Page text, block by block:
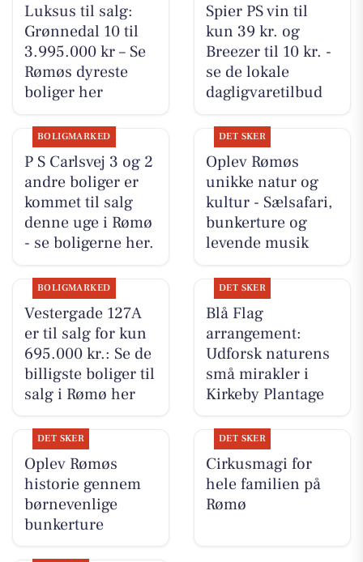
Luksus til salg:
Grønnedal 10 til
3.995.000 kr – Se
Rømøs dyreste
boliger her
Spier PS vin til
kun 39 kr. og
Breezer til 10 kr. -
se de lokale
dagligvaretilbud
BOLIGMARKED
P S Carlsvej 3 og 2
andre boliger er
kommet til salg
denne uge i Rømø
- se boligerne her.
DET SKER
Oplev Rømøs
unikke natur og
kultur - Sælsafari,
bunkerture og
levende musik
BOLIGMARKED
Vestergade 127A
er til salg for kun
695.000 kr.: Se de
billigste boliger til
salg i Rømø her
DET SKER
Blå Flag
arrangement:
Udforsk naturens
små mirakler i
Kirkeby Plantage
DET SKER
Oplev Rømøs
historie gennem
børnevenlige
bunkerture
DET SKER
Cirkusmagi for
hele familien på
Rømø